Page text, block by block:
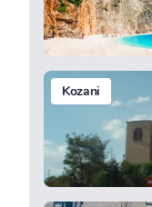
Kozani